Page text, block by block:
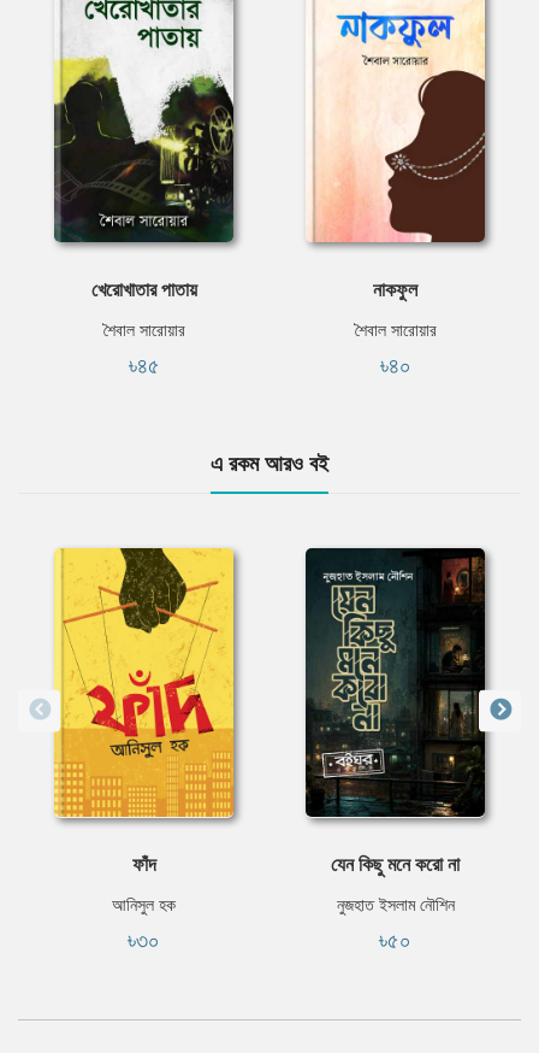
খেরোখাতার পাতায়
শৈবাল সারোয়ার
৳৪৫
নাকফুল
শৈবাল সারোয়ার
৳৪০
এ রকম আরও বই
ফাঁদ
আনিসুল হক
৳৩০
যেন কিছু মনে করো না
নুজহাত ইসলাম নৌশিন
৳৫০